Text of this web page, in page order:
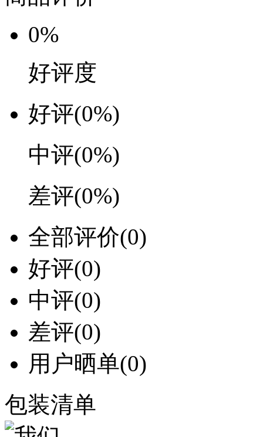
0%
好评度
好评(0%)
中评(0%)
差评(0%)
全部评价(0)
好评(0)
中评(0)
差评(0)
用户晒单(0)
包装清单